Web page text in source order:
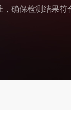
，确保检测结果符